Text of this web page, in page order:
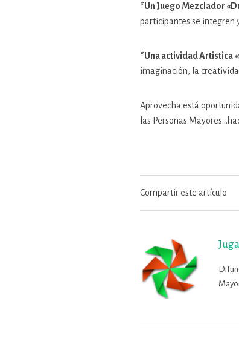
*Un Juego Mezclador
participantes se integren
*Una actividad Artistica
imaginación, la
Aprovecha está
las Personas
Compartir este artículo